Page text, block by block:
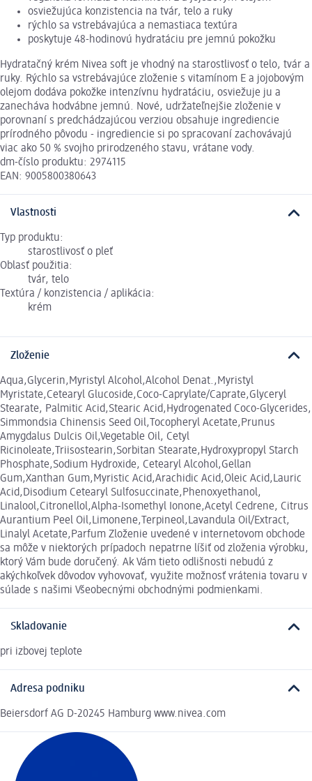
osviežujúca konzistencia na tvár, telo a ruky
rýchlo sa vstrebávajúca a nemastiaca textúra
poskytuje 48-hodinovú hydratáciu pre jemnú pokožku
Hydratačný krém Nivea soft je vhodný na starostlivosť o telo, tvár a
ruky. Rýchlo sa vstrebávajúce zloženie s vitamínom E a jojobovým
olejom dodáva pokožke intenzívnu hydratáciu, osviežuje ju a
zanecháva hodvábne jemnú. Nové, udržateľnejšie zloženie v
porovnaní s predchádzajúcou verziou obsahuje ingrediencie
prírodného pôvodu - ingrediencie si po spracovaní zachovávajú
viac ako 50 % svojho prirodzeného stavu, vrátane vody.
dm-číslo produktu: 2974115
EAN: 9005800380643
Vlastnosti
Typ produktu:
starostlivosť o pleť
Oblasť použitia:
tvár, telo
Textúra / konzistencia / aplikácia:
krém
Zloženie
Aqua,Glycerin,Myristyl Alcohol,Alcohol Denat.,Myristyl
Myristate,Cetearyl Glucoside,Coco-Caprylate/Caprate,Glyceryl
Stearate, Palmitic Acid,Stearic Acid,Hydrogenated Coco-Glycerides,
Simmondsia Chinensis Seed Oil,Tocopheryl Acetate,Prunus
Amygdalus Dulcis Oil,Vegetable Oil, Cetyl
Ricinoleate,Triisostearin,Sorbitan Stearate,Hydroxypropyl Starch
Phosphate,Sodium Hydroxide, Cetearyl Alcohol,Gellan
Gum,Xanthan Gum,Myristic Acid,Arachidic Acid,Oleic Acid,Lauric
Acid,Disodium Cetearyl Sulfosuccinate,Phenoxyethanol,
Linalool,Citronellol,Alpha-Isomethyl Ionone,Acetyl Cedrene, Citrus
Aurantium Peel Oil,Limonene,Terpineol,Lavandula Oil/Extract,
Linalyl Acetate,Parfum Zloženie uvedené v internetovom obchode
sa môže v niektorých prípadoch nepatrne líšiť od zloženia výrobku,
ktorý Vám bude doručený. Ak Vám tieto odlišnosti nebudú z
akýchkoľvek dôvodov vyhovovať, využite možnosť vrátenia tovaru v
súlade s našimi Všeobecnými obchodnými podmienkami.
Skladovanie
pri izbovej teplote
Adresa podniku
Beiersdorf AG D-20245 Hamburg www.nivea.com